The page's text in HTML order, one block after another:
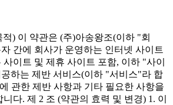
) 이 약관은 (주)아송왕조(이하 "회
간에 회사가 운영하는 인터넷 사이트
이트 및 제휴 사이트 포함, 이하 "사이
하는 제반 서비스(이하 "서비스"라 합
관한 제반 사항과 기타 필요한 사항을
다. 제 2 조 (약관의 효력 및 변경) 1. 이